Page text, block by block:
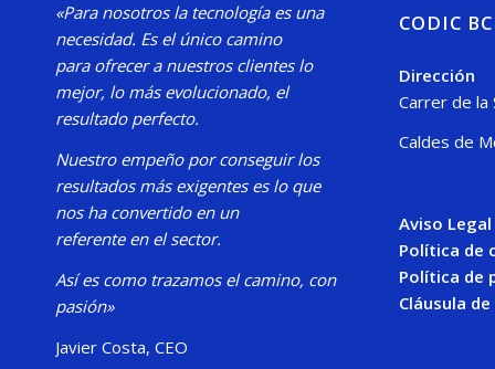
«Para nosotros la tecnología es una
necesidad. Es el único camino
para ofrecer a nuestros clientes lo
mejor, lo más evolucionado, el
resultado perfecto.
Nuestro empeño por conseguir los
resultados más exigentes es lo que
nos ha convertido en un
referente en el sector.
Así es como trazamos el camino, con
pasión»
Javier Costa, CEO
CODIC
Dirección
Carrer de la
Caldes de
Aviso Legal
Política de
Política de
Cláusula